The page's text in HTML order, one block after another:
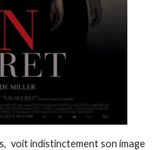
voit indistinctement son image